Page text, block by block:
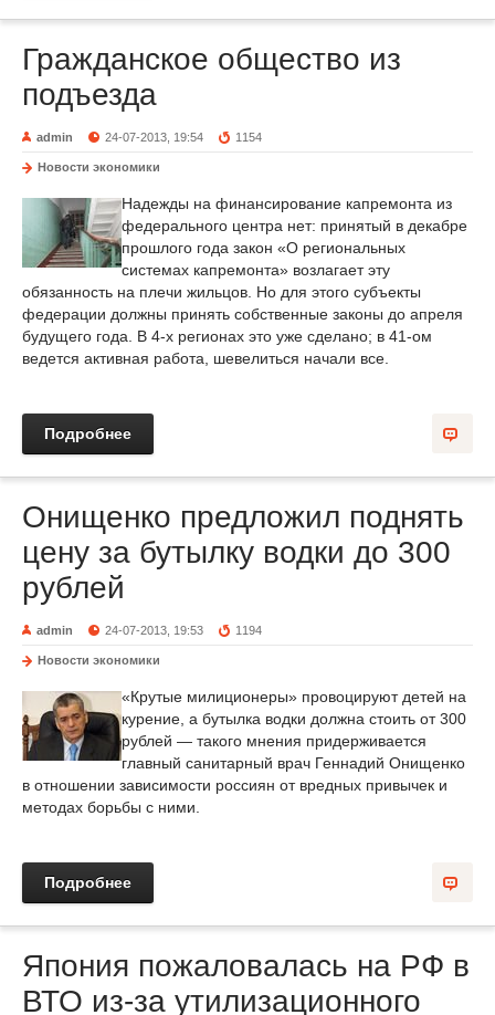
Гражданское общество из
подъезда
admin 24-07-2013, 19:54 1154
Новости экономики
Надежды на финансирование капремонта из
федерального центра нет: принятый в декабре
прошлого года закон «О региональных
системах капремонта» возлагает эту
обязанность на плечи жильцов. Но для этого субъекты
федерации должны принять собственные законы до апреля
будущего года. В 4-х регионах это уже сделано; в 41-ом
ведется активная работа, шевелиться начали все.
Подробнее
Онищенко предложил поднять
цену за бутылку водки до 300
рублей
admin 24-07-2013, 19:53 1194
Новости экономики
«Крутые милиционеры» провоцируют детей на
курение, а бутылка водки должна стоить от 300
рублей — такого мнения придерживается
главный санитарный врач Геннадий Онищенко
в отношении зависимости россиян от вредных привычек и
методах борьбы с ними.
Подробнее
Япония пожаловалась на РФ в
ВТО из-за утилизационного